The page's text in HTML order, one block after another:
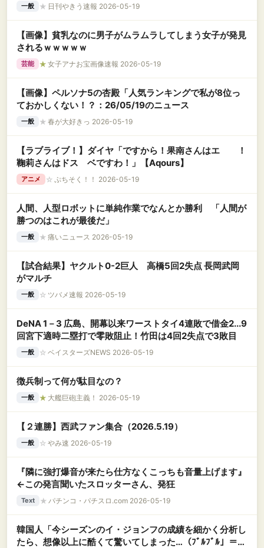
一般 ★ 日刊やきう速報 2026-05-19
【画像】貧乳なのに男子がムラムラしてしまう女子が発見
されるｗｗｗｗｗ
芸能 ★ 女子アナお宝画像速報 2026-05-19
【画像】ペルソナ5の杏殿「人気ランキングで私が8位っ
ておかしくない！？：26/05/19のニュース
一般 ★ 春が大好きっ 2026-05-19
【ラブライブ！】ダイヤ「ですから！果南さんはエ ！
鞠莉さんはドス ベですわ！」【Aqours】
アニメ ☆ ぷちそく！！ 2026-05-19
人間、人型ロボットに単純作業でなんとか勝利 「人間が
勝つのはこれが最後だ」
一般 ★ 痛いニュース 2026-05-19
【試合結果】ヤクルト0-2巨人 高橋5回2失点 長岡武岡
がマルチ
一般 ☆ ツバメ速報 2026-05-19
DeNA 1－3 広島、開幕以来ワーストタイ4連敗で借金2...9
回宮下適時二塁打で零敗阻止！竹田は4回2失点で3敗目
一般 ☆ ベイスターズNEWS 2026-05-19
徴兵制って何が駄目なの？
一般 ★ 大艦巨砲主義！ 2026-05-19
【２連勝】西武ファン集合（2026.5.19）
一般 ☆ やみ速 2026-05-19
『隣に強打爆音が来たら仕方なくこっちも音量上げます』
←この発言聞いたスロッターさん、発狂
Text ★ パチンコ・パチスロ.com 2026-05-19
韓国人「今シーズンのイ・ジョンフの成績を細かく分析し
たら、想像以上に酷くて驚いてしまった…（ﾌﾞﾙﾌﾞﾙ」＝韓